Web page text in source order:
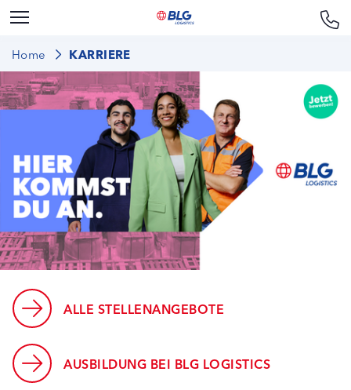
Home KARRIERE
ALLE STELLENANGEBOTE
AUSBILDUNG BEI BLG LOGISTICS